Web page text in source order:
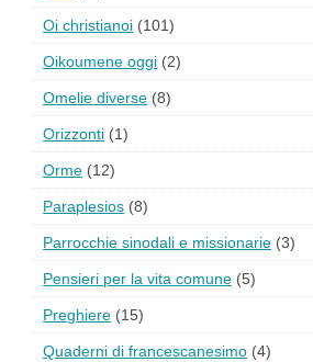
Oi christianoi (101)
Oikoumene oggi (2)
Omelie diverse (8)
Orizzonti (1)
Orme (12)
Paraplesios (8)
Parrocchie sinodali e missionarie (3)
Pensieri per la vita comune (5)
Preghiere (15)
Quaderni di francescanesimo (4)